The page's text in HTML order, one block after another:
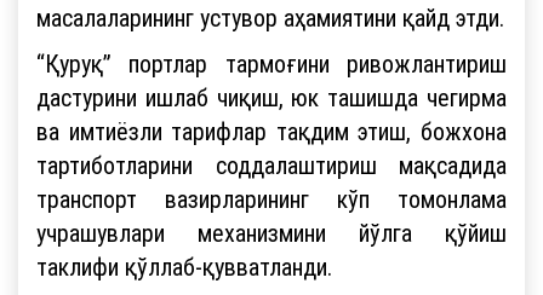
масалаларининг устувор аҳамиятини қайд этди.
“Қуруқ” портлар тармоғини ривожлантириш
дастурини ишлаб чиқиш, юк ташишда чегирма
ва имтиёзли тарифлар тақдим этиш, божхона
тартиботларини соддалаштириш мақсадида
транспорт вазирларининг кўп томонлама
учрашувлари механизмини йўлга қўйиш
таклифи қўллаб-қувватланди.